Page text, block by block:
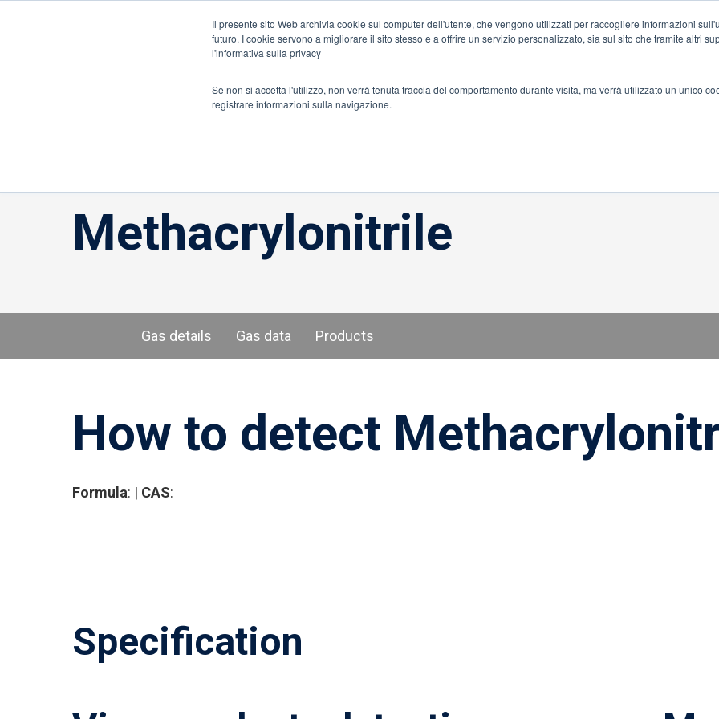
Il presente sito Web archivia cookie sul computer dell'utente, che vengono utilizzati per raccogliere informazioni
futuro. I cookie servono a migliorare il sito stesso e a offrire un servizio personalizzato, sia sul sito che tramite altri
l'informativa sulla privacy
Se non si accetta l'utilizzo, non verrà tenuta traccia del comportamento durante visita, ma verrà utilizzato un unico
registrare informazioni sulla navigazione.
Accesso al
Hit enter to search or ESC to close
Methacrylonitrile
Gas details Gas data Products
How to detect
Formula: | CAS:
Specification